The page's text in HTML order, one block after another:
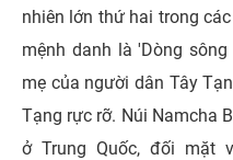
nhiên lớn thứ hai trong
mệnh danh là 'Dòng
mẹ của người dân Tây
Tạng rực rỡ. Núi Namcha
ở Trung Quốc, đối mặt